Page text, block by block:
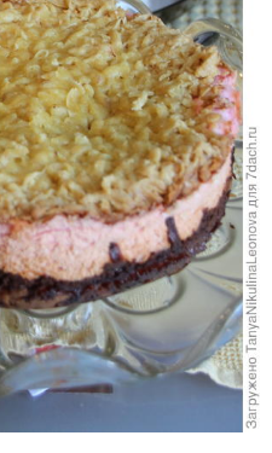
мультиварки и немного
помощника))) и
4 полос пергамента